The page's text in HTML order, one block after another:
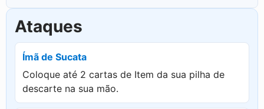
Ataques
Ímã de Sucata
Coloque até 2 cartas de Item da sua pilha de
descarte na sua mão.